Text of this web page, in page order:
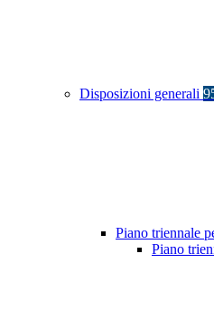
Disposizioni generali
Piano triennale
Piano